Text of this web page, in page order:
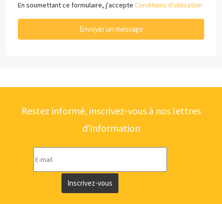
En soumettant ce formulaire, j'accepte Conditions d'utilisation
Envoyer un message
Restez informé, inscrivez-vous à nos lettres
d'information
Inscrivez-vous